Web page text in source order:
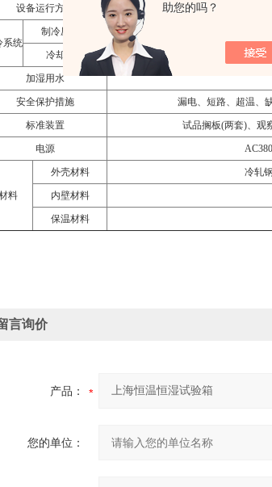
助您的吗？
设备运行方式
系统
制冷压缩机
冷却方式
加湿用水
安全保护措施 漏电、短路、超温、
标准装置 试品搁板(两套)、观
电源
料
外壳材料 冷轧
内壁材料
保温材料
言询价
产品：
您的单位：